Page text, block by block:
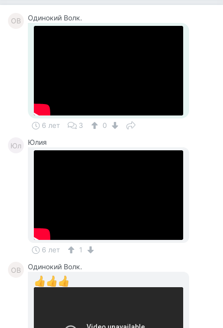
ОВ Одинокий Волк.
6 лет 3 0
Юл Юлия
6 лет 1
ОВ Одинокий Волк.